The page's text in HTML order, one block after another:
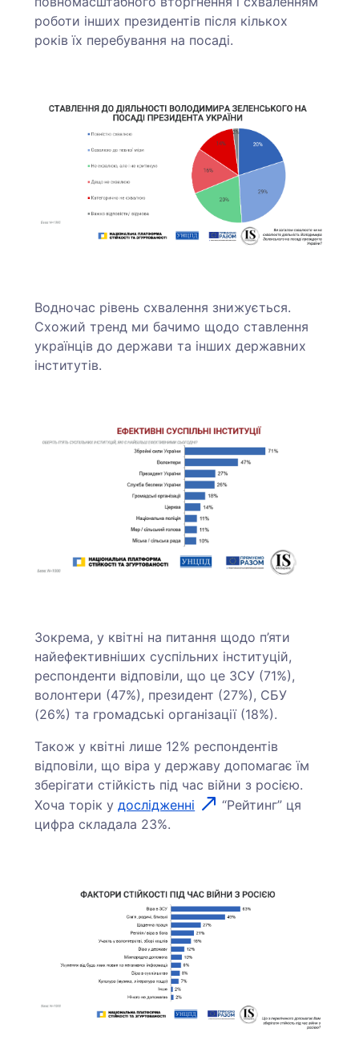
роботи інших президентів після кількох
років їх перебування на посаді.
Водночас рівень схвалення знижується.
Схожий тренд ми бачимо щодо ставлення
українців до держави та інших державних
інститутів.
Зокрема, у квітні на питання щодо п’яти
найефективніших суспільних інституцій,
респонденти відповіли, що це ЗСУ (71%),
волонтери (47%), президент (27%), СБУ
(26%) та громадські організації (18%).
Також у квітні лише 12% респондентів
відповіли, що віра у державу допомагає їм
зберігати стійкість під час війни з росією.
Хоча торік удослідженні
“Рейтинг” ця
цифра складала 23%.